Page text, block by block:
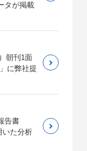
タが掲載
朝刊1面
に弊社提
告書
いた分析